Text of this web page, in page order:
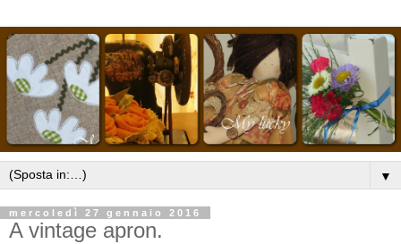
▼
mercoledì 27 gennaio 2016
A vintage apron.